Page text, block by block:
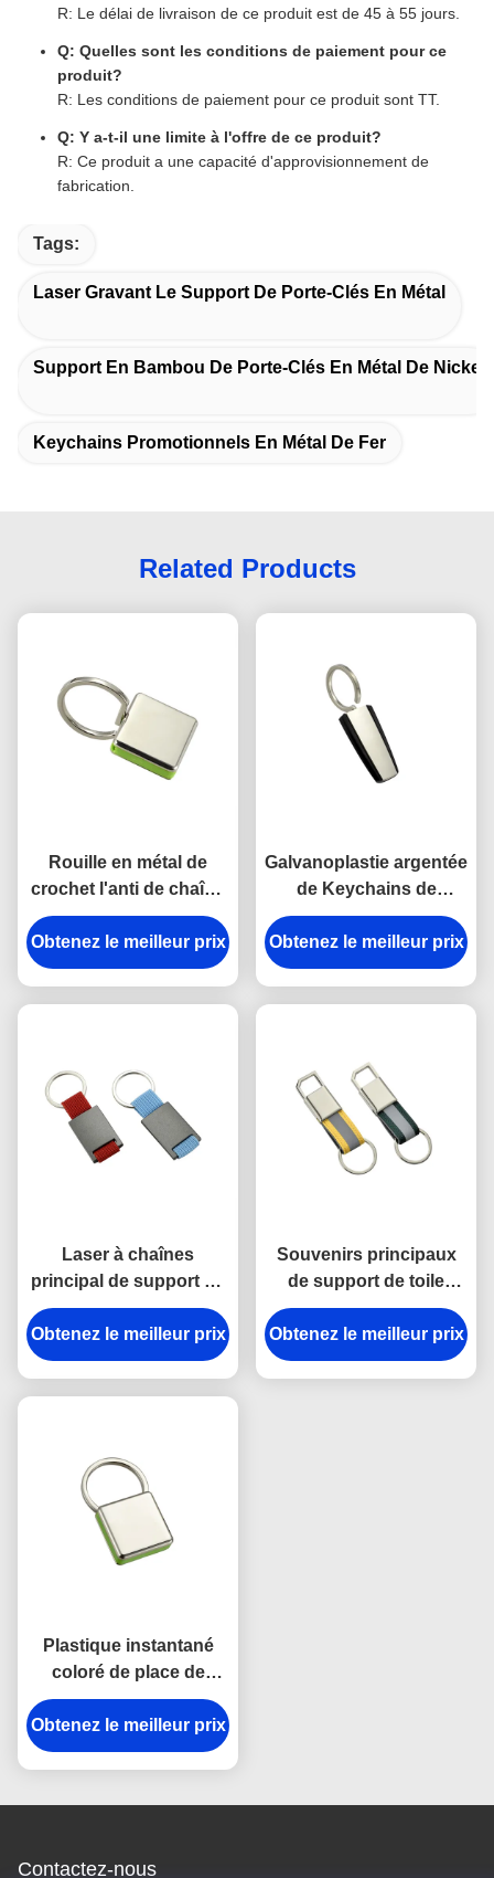
R: Le délai de livraison de ce produit est de 45 à 55 jours.
Q: Quelles sont les conditions de paiement pour ce
produit?
R: Les conditions de paiement pour ce produit sont TT.
Q: Y a-t-il une limite à l'offre de ce produit?
R: Ce produit a une capacité d'approvisionnement de
fabrication.
Tags:
Laser Gravant Le Support De Porte-Clés En Métal
Support En Bambou De Porte-Clés En Métal De Nickel
Keychains Promotionnels En Métal De Fer
Related Products
Rouille en métal de
crochet l'anti de chaîne
principale de rupture en
alliage de zinc de
support a gravé des
Obtenez le meilleur prix
Galvanoplastie argentée
de Keychains de
support principal en
plastique en métal
d'ABS de trapèze
Obtenez le meilleur prix
Laser à chaînes
principal de support en
métal de rectangle
gravant le cadeau de
souvenir de toile
Obtenez le meilleur prix
Souvenirs principaux
de support de toile
lumineuse d'épaisseur
du porte-clés 9mm de
crochet de rupture en
Obtenez le meilleur prix
Plastique instantané
coloré de place de
chaîne principale de
crochet d'anti de rouille
en métal support de
Obtenez le meilleur prix
Contactez-nous